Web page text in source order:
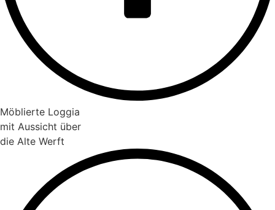
Möblierte Loggia
mit Aussicht über
die Alte Werft